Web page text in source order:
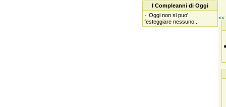
I Compleanni di Oggi
۰ Oggi non si puo'
festeggiare nessuno...
<<